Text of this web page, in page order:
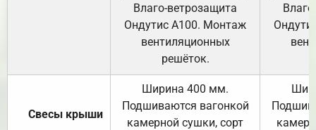
Влаго-ветрозащита
Ондутис А100. Монтаж
вентиляционных
решёток.
Свесы крыши
Ширина 400 мм.
Подшиваются вагонкой
камерной сушки, сорт